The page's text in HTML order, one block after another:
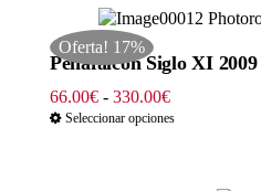
hasta
Oferta! 17%
Peñafalcón Siglo XI 2009
66.00€ - 330.00€Rango
de
Seleccionar opciones